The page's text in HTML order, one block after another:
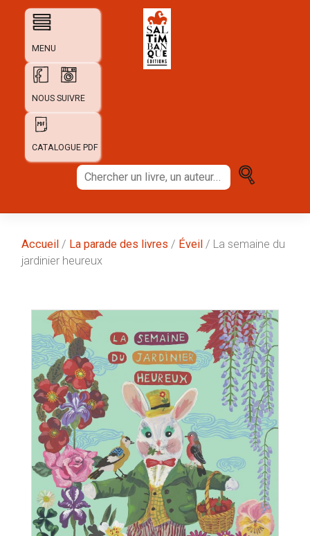
MENU
NOUS SUIVRE
CATALOGUE PDF
Chercher
un
auteur...
Accueil / La parade des livres / Éveil / La semaine du
jardinier heureux